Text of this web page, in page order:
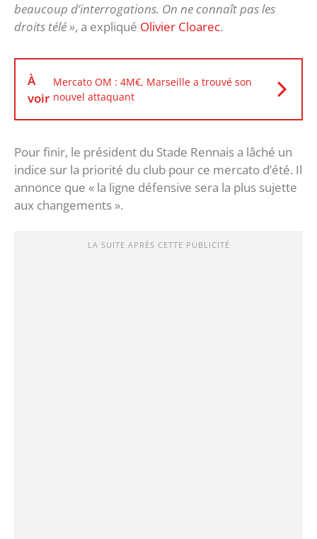
beaucoup d’interrogations. On ne connaît pas les
droits télé », a expliqué Olivier Cloarec.
À
voir
Mercato OM : 4M€, Marseille a trouvé son
nouvel attaquant
Pour finir, le président du Stade Rennais a lâché un
indice sur la priorité du club pour ce mercato d’été. Il
annonce que « la ligne défensive sera la plus sujette
aux changements ».
LA SUITE APRÈS CETTE PUBLICITÉ